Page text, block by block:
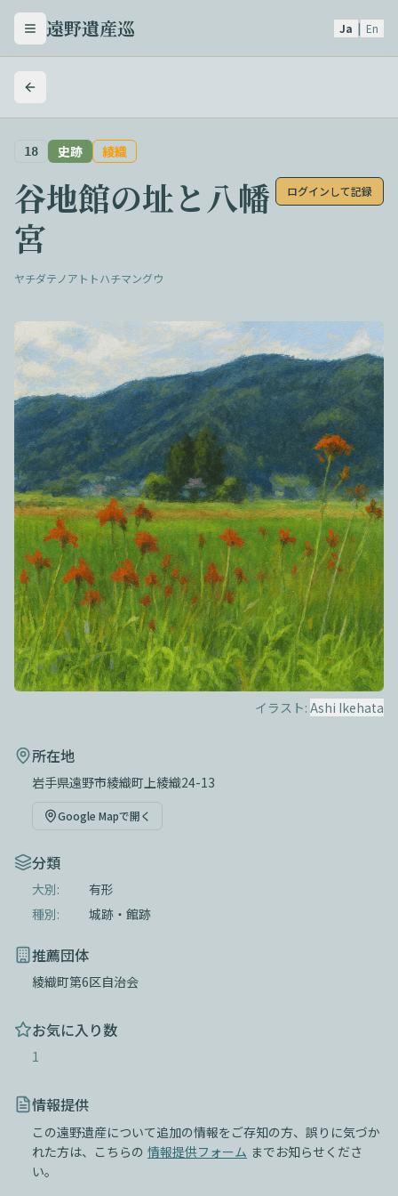
メニューを開く
遠野遺産巡 Ja | En
18 史跡 綾織
谷地館の址と八幡
宮
ログインして記録
ヤチダテノアトトハチマングウ
イラスト: Ashi Ikehata
所在地
岩手県遠野市綾織町上綾織24-13
Google Mapで開く
分類
大別:
有形
種別:
城跡・館跡
推薦団体
綾織町第6区自治会
お気に入り数
1
情報提供
この遠野遺産について追加の情報をご存知の方、誤りに気づか
れた方は、こちらの 情報提供フォーム までお知らせくださ
い。